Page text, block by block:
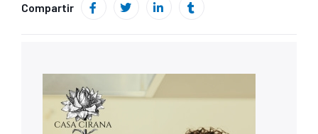
Compartir